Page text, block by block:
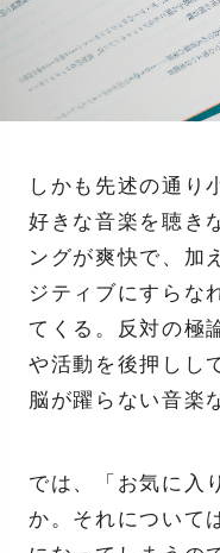
しかも先述の通り
好きな音楽を聴き
ングが爽快で、加
ジティブにすらな
てくる。反対の極
や活動を後押しし
脳が躍らない音楽
では、「お気に入
か。それについて